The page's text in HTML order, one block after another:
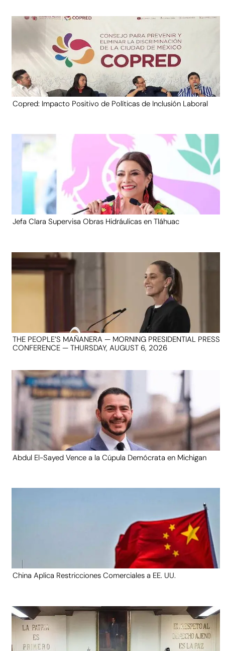
Copred: Impacto Positivo de Políticas de Inclusión Laboral
Jefa Clara Supervisa Obras Hidráulicas en Tláhuac
THE PEOPLE’S MAÑANERA — MORNING PRESIDENTIAL PRESS
CONFERENCE — THURSDAY, AUGUST 6, 2026
Abdul El-Sayed Vence a la Cúpula Demócrata en Michigan
China Aplica Restricciones Comerciales a EE. UU.